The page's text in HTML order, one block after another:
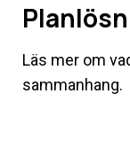
Läs mer om
sammanhang.